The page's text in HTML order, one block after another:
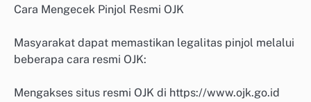
Cara Mengecek Pinjol Resmi OJK
Masyarakat dapat memastikan legalitas pinjol melalui
beberapa cara resmi OJK:
Mengakses situs resmi OJK di https://www.ojk.go.id